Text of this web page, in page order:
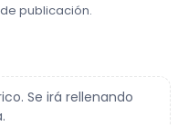
publicación.
Se irá rellenando